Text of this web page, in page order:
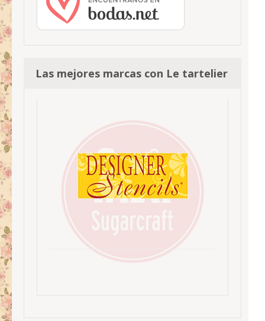
Las mejores marcas con Le tartelier